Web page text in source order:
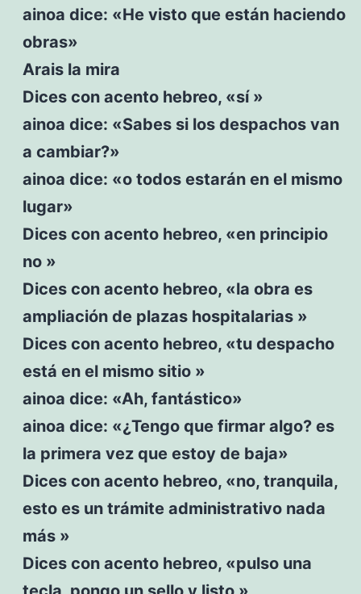
ainoa dice: «He visto que están haciendo
obras»
Arais la mira
Dices con acento hebreo, «sí »
ainoa dice: «Sabes si los despachos van
a cambiar?»
ainoa dice: «o todos estarán en el mismo
lugar»
Dices con acento hebreo, «en principio
no »
Dices con acento hebreo, «la obra es
ampliación de plazas hospitalarias »
Dices con acento hebreo, «tu despacho
está en el mismo sitio »
ainoa dice: «Ah, fantástico»
ainoa dice: «¿Tengo que firmar algo? es
la primera vez que estoy de baja»
Dices con acento hebreo, «no, tranquila,
esto es un trámite administrativo nada
más »
Dices con acento hebreo, «pulso una